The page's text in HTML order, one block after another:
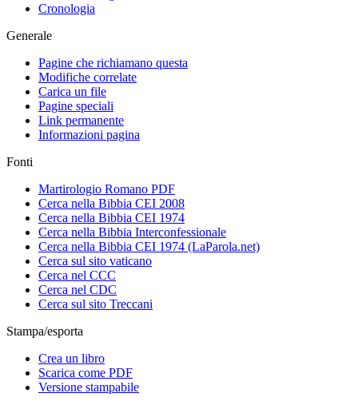
Cronologia
Generale
Pagine che richiamano questa
Modifiche correlate
Carica un file
Pagine speciali
Link permanente
Informazioni pagina
Fonti
Martirologio Romano PDF
Cerca nella Bibbia CEI 2008
Cerca nella Bibbia CEI 1974
Cerca nella Bibbia Interconfessionale
Cerca nella Bibbia CEI 1974 (LaParola.net)
Cerca sul sito vaticano
Cerca nel CCC
Cerca nel CDC
Cerca sul sito Treccani
Stampa/esporta
Crea un libro
Scarica come PDF
Versione stampabile